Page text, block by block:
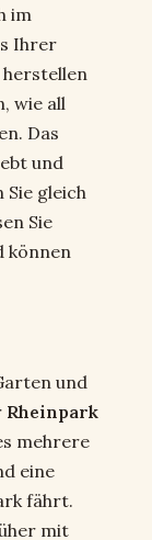
im
Ihrer
wie all
Das
und
Sie gleich
Sie
können
und
Rheinpark
mehrere
eine
fährt.
mit